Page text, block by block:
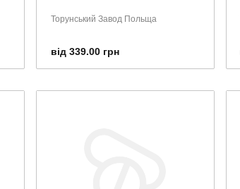
Торунський Завод Польща
від 339.00 грн